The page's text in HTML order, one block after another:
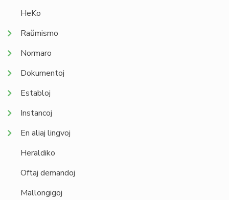
HeKo
Raŭmismo
Normaro
Dokumentoj
Establoj
Instancoj
En aliaj lingvoj
Heraldiko
Oftaj demandoj
Mallongigoj